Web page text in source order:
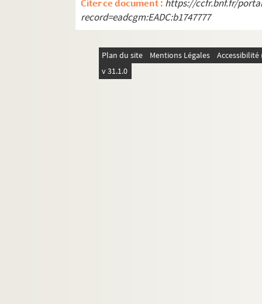
Citer ce document : https://ccfr.bnf.fr/
record=eadcgm:EADC:b1747777
Plan du site Mentions Légales
v 31.1.0